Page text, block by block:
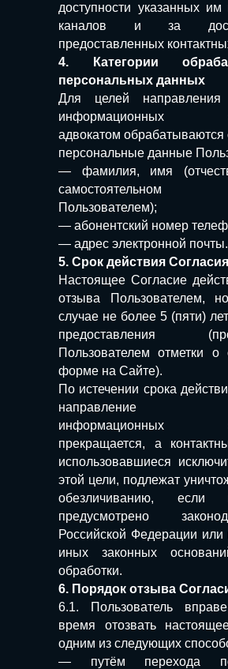
доступности указанных им
каналов и за
предоставленных
4. Категории
персональных данных
Для целей направления
информационных
адвокатом
персональные данные
— фамилия, имя
самостоятельном
Пользователем);
— абонентский номер
— адрес электронной почты.
5. Срок действия Согласия
Настоящее Согласие
отзыва Пользователем,
случае не более 5 (пяти)
предоставления
Пользователем отметки о
форме на Сайте).
По истечении срока
направление
информационных
прекращается, а
использовавшиеся
этой цели, подлежат
обезличиванию,
предусмотрено
Российской Федерации или
иных законных
обработки.
6. Порядок отзыва
6.1. Пользователь
время отозвать
одним из следующих
— путём перехода